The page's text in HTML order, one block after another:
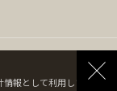
報として利用します。